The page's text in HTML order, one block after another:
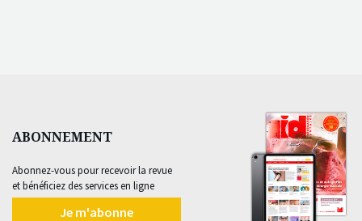
ABONNEMENT
Abonnez-vous pour recevoir la revue
et bénéficiez des services en ligne
Je m'abonne